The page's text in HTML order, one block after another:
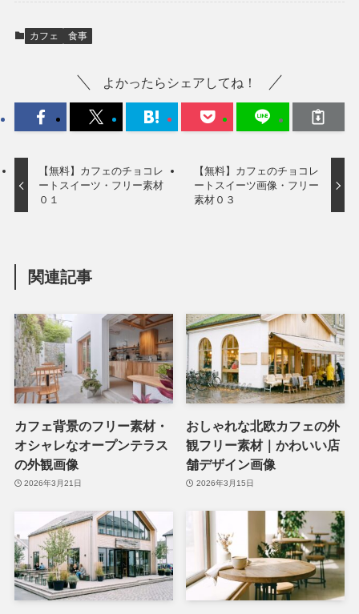
カフェ 食事
よかったらシェアしてね！
【無料】カフェのチョコレ
ートスイーツ・フリー素材
０１
【無料】カフェのチョコレ
ートスイーツ画像・フリー
素材０３
関連記事
カフェ背景のフリー素材・
オシャレなオープンテラス
の外観画像
2026年3月21日
おしゃれな北欧カフェの外
観フリー素材｜かわいい店
舗デザイン画像
2026年3月15日